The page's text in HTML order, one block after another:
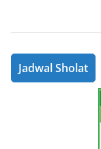
Jadwal Sholat